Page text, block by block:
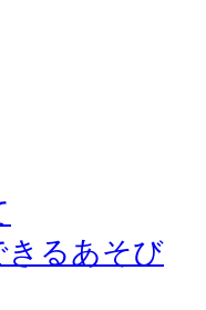
きるあそび